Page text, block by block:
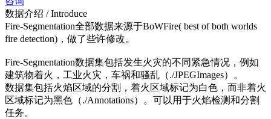
数据介绍 / Introduce
Fire-Segmentation全部数据来源于BoWFire( best of both worlds
fire detection)，做了些许修改。
Fire-Segmentation数据集包括发生火灾的不同紧急情况，例如
建筑物着火，工业火灾，车祸和骚乱（./JPEGImages）。
数据集包括火焰区域的分割，着火区域标记为白色，而非着火
区域标记为黑色（./Annotations）。可以用于火焰检测和分割
任务。